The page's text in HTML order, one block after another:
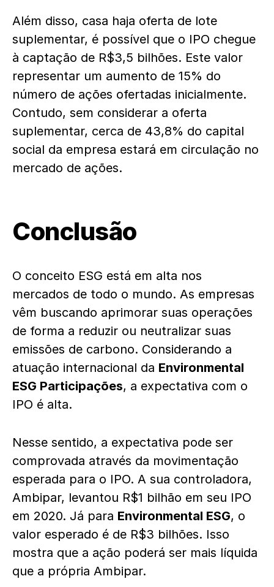
Além disso, casa haja oferta de lote
suplementar, é possível que o IPO chegue
à captação de R$3,5 bilhões. Este valor
representar um aumento de 15% do
número de ações ofertadas inicialmente.
Contudo, sem considerar a oferta
suplementar, cerca de 43,8% do capital
social da empresa estará em circulação no
mercado de ações.
Conclusão
O conceito ESG está em alta nos
mercados de todo o mundo. As empresas
vêm buscando aprimorar suas operações
de forma a reduzir ou neutralizar suas
emissões de carbono. Considerando a
atuação internacional da Environmental
ESG Participações, a expectativa com o
IPO é alta.
Nesse sentido, a expectativa pode ser
comprovada através da movimentação
esperada para o IPO. A sua controladora,
Ambipar, levantou R$1 bilhão em seu IPO
em 2020. Já para Environmental ESG, o
valor esperado é de R$3 bilhões. Isso
mostra que a ação poderá ser mais líquida
que a própria Ambipar.